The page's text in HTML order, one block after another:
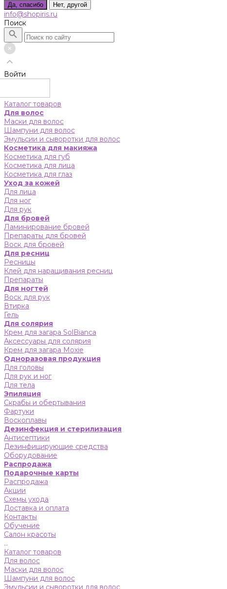
Да, спасибо Нет, другой
info@shopiris.ru
Поиск
Войти
Каталог товаров
Для волос
Маски для волос
Шампуни для волос
Эмульсии и сыворотки для волос
Косметика для макияжа
Косметика для губ
Косметика для лица
Косметика для глаз
Уход за кожей
Для лица
Для ног
Для рук
Для бровей
Ламинирование бровей
Препараты для бровей
Воск для бровей
Для ресниц
Ресницы
Клей для наращивания ресниц
Препараты
Для ногтей
Воск для рук
Втирка
Гель
Для солярия
Крем для загара SolBianca
Аксессуары для солярия
Крем для загара Moxie
Одноразовая продукция
Для головы
Для рук и ног
Для тела
Эпиляция
Скрабы и обертывания
Фартуки
Воскоплавы
Дезинфекция и стерилизация
Антисептики
Дезинфицирующие средства
Оборудование
Распродажа
Подарочные карты
Распродажа
Акции
Схемы ухода
Доставка и оплата
Контакты
Обучение
Салон красоты
...
Каталог товаров
Для волос
Маски для волос
Шампуни для волос
Эмульсии и сыворотки для волос